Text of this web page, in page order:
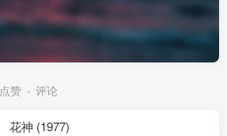
点赞 评论
花神 (1977)